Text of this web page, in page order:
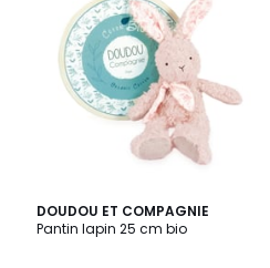
DOUDOU ET COMPAGNIE
Pantin lapin 25 cm bio
2
Couleurs